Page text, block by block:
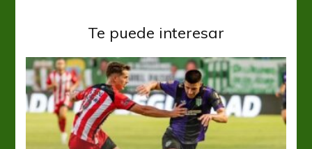
Te puede interesar